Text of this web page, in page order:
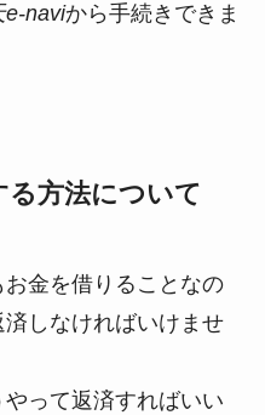
e-naviから手続きできま
方法について
金を借りることなの
しなければいけませ
って返済すればいい